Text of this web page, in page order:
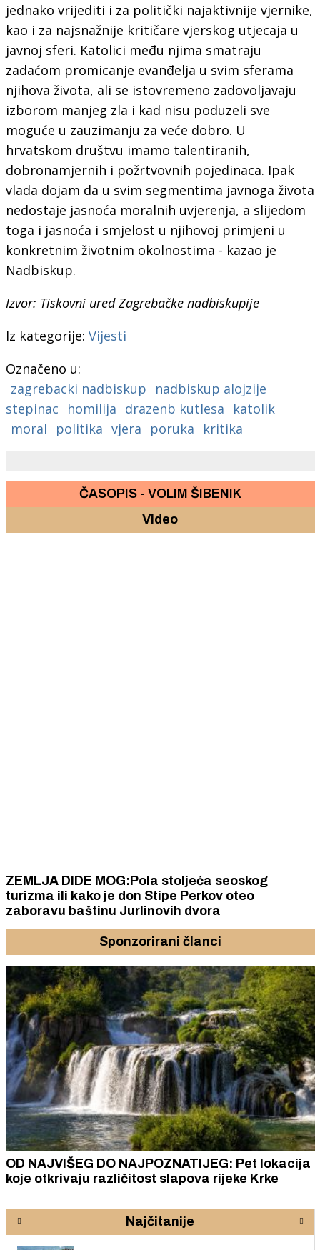
jednako vrijediti i za politički najaktivnije vjernike,
kao i za najsnažnije kritičare vjerskog utjecaja u
javnoj sferi. Katolici među njima smatraju
zadaćom promicanje evanđelja u svim sferama
njihova života, ali se istovremeno zadovoljavaju
izborom manjeg zla i kad nisu poduzeli sve
moguće u zauzimanju za veće dobro. U
hrvatskom društvu imamo talentiranih,
dobronamjernih i požrtvovnih pojedinaca. Ipak
vlada dojam da u svim segmentima javnoga života
nedostaje jasnoća moralnih uvjerenja, a slijedom
toga i jasnoća i smjelost u njihovoj primjeni u
konkretnim životnim okolnostima - kazao je
Nadbiskup.
Izvor: Tiskovni ured Zagrebačke nadbiskupije
Iz kategorije: Vijesti
Označeno u:
zagrebacki nadbiskup
nadbiskup alojzije
stepinac
homilija drazenb kutlesa
katolik
moral
politika vjera poruka kritika
ČASOPIS - VOLIM ŠIBENIK
Video
ZEMLJA DIDE MOG:Pola stoljeća seoskog
turizma ili kako je don Stipe Perkov oteo
zaboravu baštinu Jurlinovih dvora
Sponzorirani članci
OD NAJVIŠEG DO NAJPOZNATIJEG: Pet lokacija
koje otkrivaju različitost slapova rijeke Krke
Najčitanije